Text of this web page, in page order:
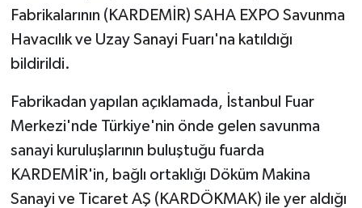
Fabrikalarının (KARDEMİR) SAHA EXPO Savunma
Havacılık ve Uzay Sanayi Fuarı'na katıldığı
bildirildi.
Fabrikadan yapılan açıklamada, İstanbul Fuar
Merkezi'nde Türkiye'nin önde gelen savunma
sanayi kuruluşlarının buluştuğu fuarda
KARDEMİR'in, bağlı ortaklığı Döküm Makina
Sanayi ve Ticaret AŞ (KARDÖKMAK) ile yer aldığı